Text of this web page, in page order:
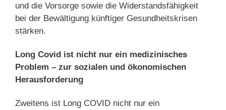
und die Vorsorge sowie die Widerstandsfähigkeit
bei der Bewältigung künftiger Gesundheitskrisen
stärken.
Long Covid ist nicht nur ein medizinisches
Problem – zur sozialen und ökonomischen
Herausforderung
Zweitens ist Long COVID nicht nur ein